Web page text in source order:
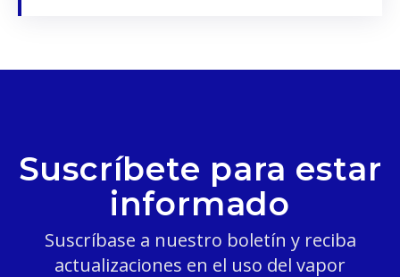
Suscríbete para estar
informado
Suscríbase a nuestro boletín y reciba
actualizaciones en el uso del vapor